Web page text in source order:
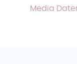
Media